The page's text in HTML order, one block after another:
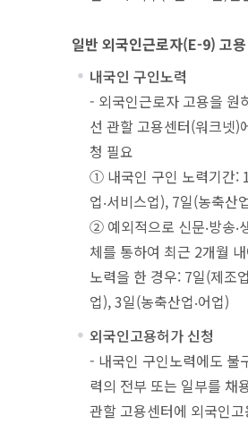
일반 외국인근로자(E-9) 고
내국인 구인노력
- 외국인근로자 고용을 원
선 관할 고용센터(워크넷)
청 필요
① 내국인 구인 노력기간:
업‧서비스업), 7일(농축산
② 예외적으로 신문‧방송‧
체를 통하여 최근 2개월
노력을 한 경우: 7일(제조
업), 3일(농축산업‧어업)
외국인고용허가 신청
- 내국인 구인노력에도 불
력의 전부 또는 일부를 채
관할 고용센터에 외국인